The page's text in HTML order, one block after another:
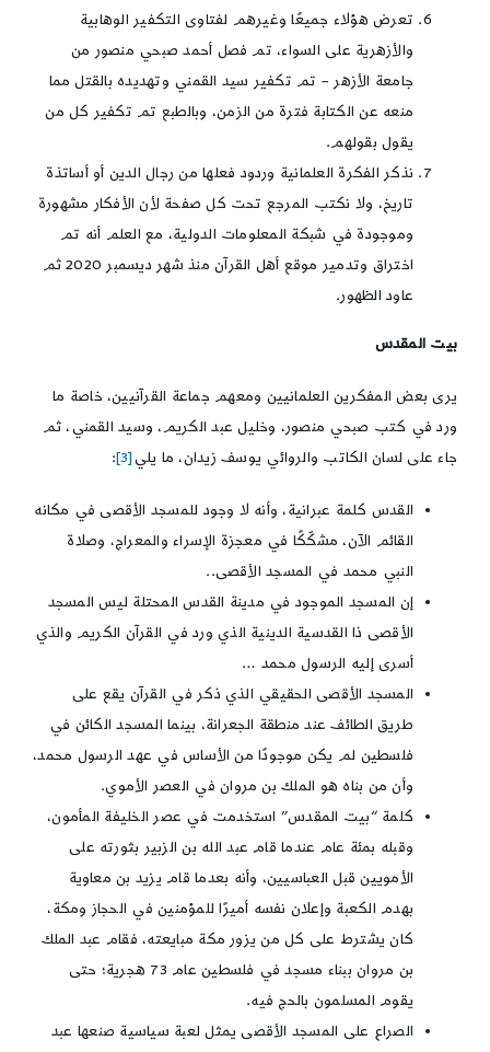
تعرض هؤلاء جميعًا وغيرهم لفتاوى التكفير الوهابية
والأزهرية على السواء، تم فصل أحمد صبحي منصور من
جامعة الأزهر – تم تكفير سيد القمني وتهديده بالقتل مما
منعه عن الكتابة فترة من الزمن، وبالطبع تم تكفير كل من
يقول بقولهم.
نذكر الفكرة العلمانية وردود فعلها من رجال الدين أو أساتذة
تاريخ، ولا نكتب المرجع تحت كل صفحة لأن الأفكار مشهورة
وموجودة في شبكة المعلومات الدولية، مع العلم أنه تم
اختراق وتدمير موقع أهل القرآن منذ شهر ديسمبر 2020 ثم
عاود الظهور.
بيت المقدس
يرى بعض المفكرين العلمانيين ومعهم جماعة القرآنيين، خاصة ما
ورد في كتب صبحي منصور، وخليل عبد الكريم، وسيد القمني، ثم
جاء على لسان الكاتب والروائي يوسف زيدان، ما يلي[3]
:
القدس كلمة عبرانية، وأنه لا وجود للمسجد الأقصى في مكانه
القائم الآن، مشكّكًا في معجزة الإسراء والمعراج، وصلاة
النبي محمد في المسجد الأقصى..
إن المسجد الموجود في مدينة القدس المحتلة ليس المسجد
الأقصى ذا القدسية الدينية الذي ورد في القرآن الكريم والذي
أسرى إليه الرسول محمد …
المسجد الأقصى الحقيقي الذي ذكر في القرآن يقع على
طريق الطائف عند منطقة الجعرانة، بينما المسجد الكائن في
فلسطين لم يكن موجودًا من الأساس في عهد الرسول محمد،
وأن من بناه هو الملك بن مروان في العصر الأموي.
كلمة “بيت المقدس” استخدمت في عصر الخليفة المأمون،
وقبله بمئة عام عندما قام عبد الله بن الزبير بثورته على
الأمويين قبل العباسيين، وأنه بعدما قام يزيد بن معاوية
بهدم الكعبة وإعلان نفسه أميرًا للمؤمنين في الحجاز ومكة،
كان يشترط على كل من يزور مكة مبايعته، فقام عبد الملك
بن مروان ببناء مسجد في فلسطين عام 73 هجرية؛ حتى
يقوم المسلمون بالحج فيه.
الصراع على المسجد الأقصى يمثل لعبة سياسية صنعها عبد